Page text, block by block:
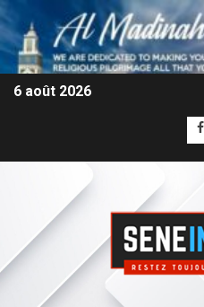
6 août 2026